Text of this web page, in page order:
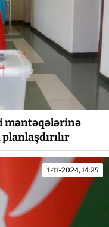
məntəqələrinə
1-11-2024, 14:25